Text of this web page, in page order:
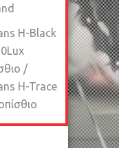
H-Black
/
H-Trace